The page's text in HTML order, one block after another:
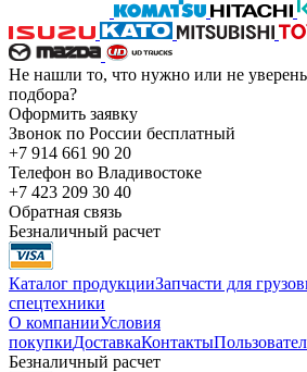
Не нашли то, что нужно или не
подбора?
Оформить заявку
Звонок по России бесплатный
+7 914 661 90 20
Телефон во Владивостоке
+7 423 209 30 40
Обратная связь
Безналичный расчет
Каталог продукцииЗапчасти для
спецтехники
О компанииУсловия
покупкиДоставкаКонтакты
Безналичный расчет